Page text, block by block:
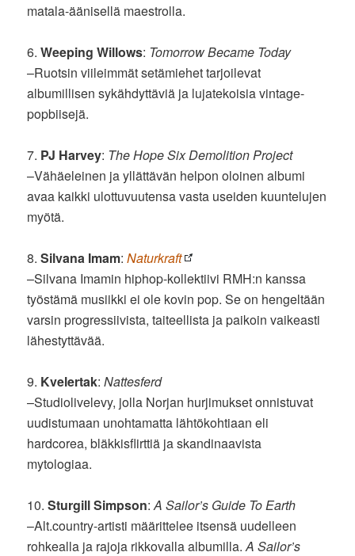
matala-äänisellä maestrolla.
6.Weeping Willows: Tomorrow Became Today
–Ruotsin viileimmät setämiehet tarjoilevat
albumillisen sykähdyttäviä ja lujatekoisia vintage-
popbiisejä.
7. PJ Harvey: The Hope Six Demolition Project
–Vähäeleinen ja yllättävän helpon oloinen albumi
avaa kaikki ulottuvuutensa vasta useiden kuuntelujen
myötä.
8.Silvana Imam:Naturkraft
–Silvana Imamin hiphop-kollektiivi RMH:n kanssa
työstämä musiikki ei ole kovin pop. Se on hengeltään
varsin progressiivista, taiteellista ja paikoin vaikeasti
lähestyttävää.
9. Kvelertak:Nattesferd
–Studiolivelevy, jolla Norjan hurjimukset onnistuvat
uudistumaan unohtamatta lähtökohtiaan eli
hardcorea, bläkkisflirttiä ja skandinaavista
mytologiaa.
10.Sturgill Simpson:A Sailor’s Guide To Earth
–Alt.country-artisti määrittelee itsensä uudelleen
rohkealla ja rajoja rikkovalla albumilla.A Sailor’s